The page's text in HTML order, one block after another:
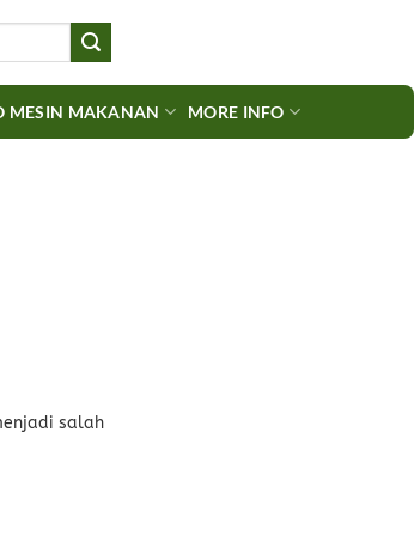
MESIN MAKANAN MORE INFO
salah